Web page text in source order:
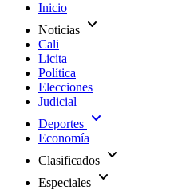
Inicio
Noticias expand_more
Cali
Licita
Política
Elecciones
Judicial
Deportes expand_more
Economía
Clasificados expand_more
Especiales expand_more